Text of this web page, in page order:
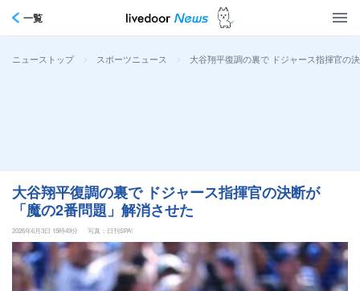
一覧
ニューストップ > スポーツニュース > 大谷翔平復調の裏で ドジャース指揮官の
大谷翔平復調の裏で ドジャース指揮官の決断が
「魔の2番問題」解消させた
2026年6月3日 15時49分 写真：日刊SPA!